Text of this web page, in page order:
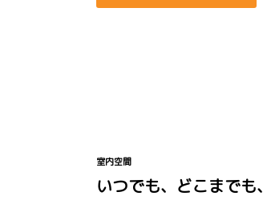
室内空間
いつでも、どこまでも